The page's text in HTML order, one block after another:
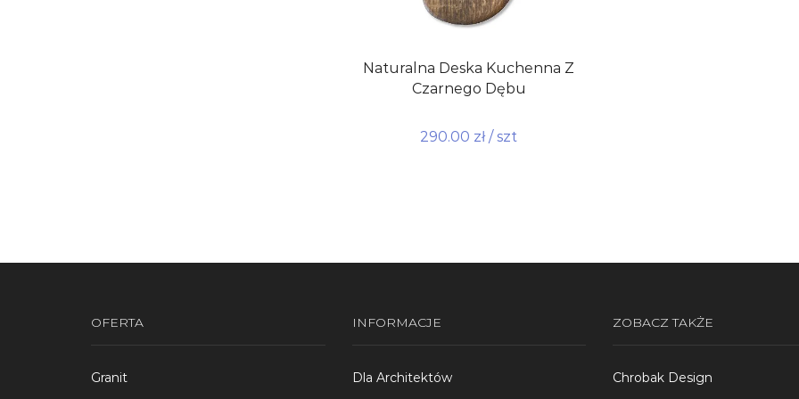
Naturalna Deska Kuchenna Z
Czarnego Dębu
290.00 zł / szt
OFERTA
Granit
INFORMACJE
Dla Architektów
ZOBACZ TAKŻE
Chrobak Design